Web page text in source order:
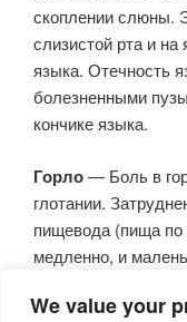
We value your
скоплении слюны.
слизистой рта и
языка. Отечность
болезненными
кончике языка.
Горло— Боль в
глотании.
пищевода (пища по
медленно, и
скопление слизи,